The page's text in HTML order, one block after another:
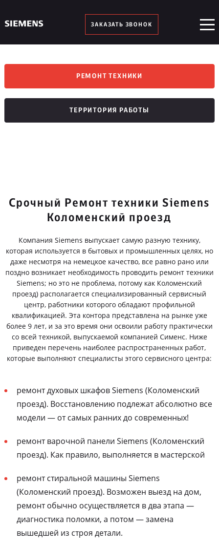
ЗАКАЗАТЬ ЗВОНОК
РЕМОНТ ТЕХНИКИ
ТЕРРИТОРИЯ РАБОТЫ
Срочный Ремонт техники Siemens
Коломенский проезд
Компания Siemens выпускает самую разную технику,
которая используется в бытовых и промышленных целях, но
даже несмотря на немецкое качество, все равно рано или
поздно возникает необходимость проводить ремонт техники
Siemens; но это не проблема, потому как Коломенский
проезд) располагается специализированный сервисный
центр, работники которого обладают профильной
квалификацией. Эта контора представлена на рынке уже
более 9 лет, и за это время они освоили работу практически
со всей техникой, выпускаемой компанией Сименс. Ниже
приведен перечень наиболее распространенных работ,
которые выполняют специалисты этого сервисного центра:
ремонт духовых шкафов Siemens (Коломенский
проезд). Восстановлению подлежат абсолютно все
модели — от самых ранних до современных!
ремонт варочной панели Siemens (Коломенский
проезд). Как правило, выполняется в мастерской
ремонт стиральной машины Siemens
(Коломенский проезд). Возможен выезд на дом,
ремонт обычно осуществляется в два этапа —
диагностика поломки, а потом — замена
вышедшей из строя детали.